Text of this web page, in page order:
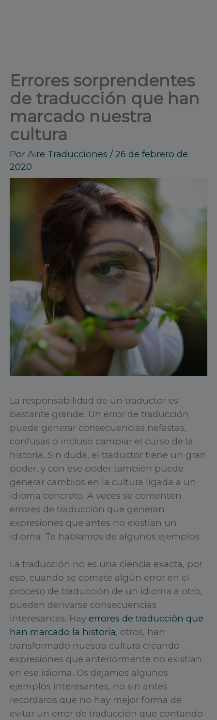
Errores sorprendentes
de traducción que han
marcado nuestra
cultura
Por Aire Traducciones / 26 de febrero de
2020
La responsabilidad de un traductor es
bastante grande. Un error de traducción
puede generar consecuencias nefastas,
confusas o incluso cambiar el curso de la
historia. Sin duda, el traductor tiene un gran
poder, y con ese poder también puede
generar cambios en la cultura ligada a un
idioma concreto. A veces se comenten
errores de traducción que generan
expresiones que antes no existían un
idioma. Te hablamos de algunos ejemplos
La traducción no es una ciencia exacta, por
eso, cuando se comete algún error en el
proceso de traducción de un idioma a otro,
pueden derivarse consecuencias
interesantes. Hay errores de traducción que
han marcado la historia, otros, han
transformado nuestra cultura creando
expresiones que anteriormente no existían
en ese idioma. Os dejamos algunos
ejemplos interesantes, no sin antes
recordaros que no hay mejor forma de
evitar un error de traducción que contando